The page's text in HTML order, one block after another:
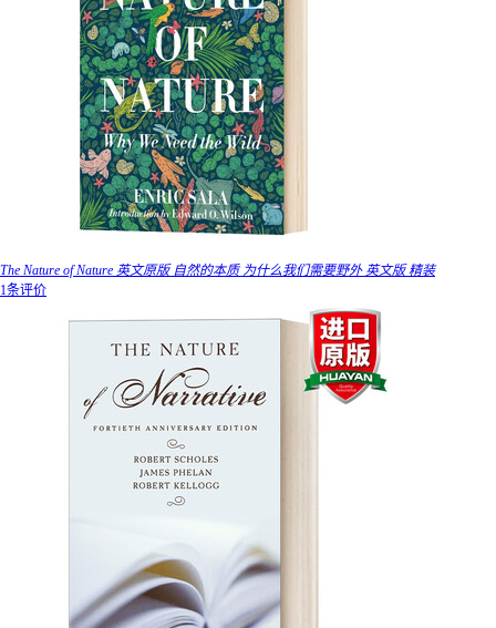
The Nature of Nature 英文原版 自然的本质 为什么我们需要野外 英文版 精装
1条评价